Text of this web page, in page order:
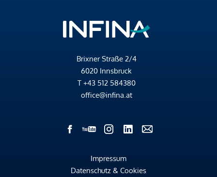
Brixner Straße 2/4
6020 Innsbruck
T +43 512 584380
office@infina.at
Impressum
Datenschutz & Cookies